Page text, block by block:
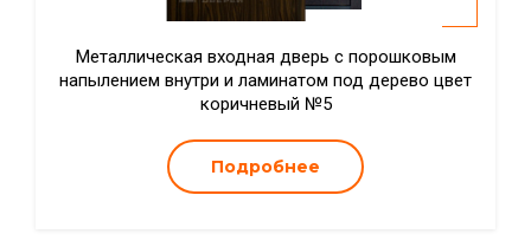
Металлическая входная дверь с порошковым
напылением внутри и ламинатом под дерево цвет
коричневый №5
Подробнее